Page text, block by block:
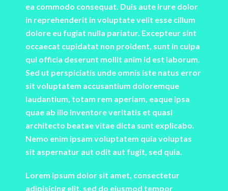
ea commodo consequat. Duis aute irure dolor
in reprehenderit in voluptate velit esse cillum
dolore eu fugiat nulla pariatur. Excepteur sint
occaecat cupidatat non proident, sunt in culpa
qui officia deserunt mollit anim id est laborum.
Sed ut perspiciatis unde omnis iste natus error
sit voluptatem accusantium doloremque
laudantium, totam rem aperiam, eaque ipsa
quae ab illo inventore veritatis et quasi
architecto beatae vitae dicta sunt explicabo.
Nemo enim ipsam voluptatem quia voluptas
sit aspernatur aut odit aut fugit, sed quia.
Lorem ipsum dolor sit amet, consectetur
adipisicing elit, sed do eiusmod tempor